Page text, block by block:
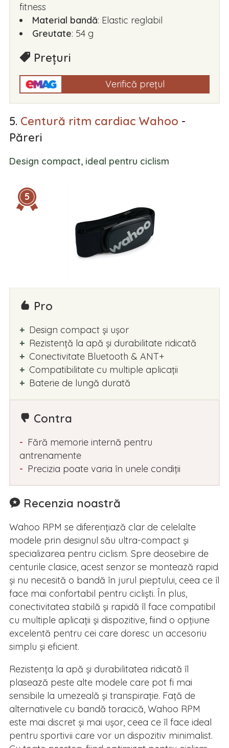
fitness
Material bandă: Elastic reglabil
Greutate: 54 g
Prețuri
Verifică prețul
5. Centură ritm cardiac Wahoo -
Păreri
Design compact, ideal pentru ciclism
5
Pro
Design compact și ușor
Rezistență la apă și durabilitate ridicată
Conectivitate Bluetooth & ANT+
Compatibilitate cu multiple aplicații
Baterie de lungă durată
Contra
Fără memorie internă pentru
antrenamente
Precizia poate varia în unele condiții
Recenzia noastră
Wahoo RPM se diferențiază clar de celelalte
modele prin designul său ultra-compact și
specializarea pentru ciclism. Spre deosebire de
centurile clasice, acest senzor se montează rapid
și nu necesită o bandă în jurul pieptului, ceea ce îl
face mai confortabil pentru cicliști. În plus,
conectivitatea stabilă și rapidă îl face compatibil
cu multiple aplicații și dispozitive, fiind o opțiune
excelentă pentru cei care doresc un accesoriu
simplu și eficient.
Rezistența la apă și durabilitatea ridicată îl
plasează peste alte modele care pot fi mai
sensibile la umezeală și transpirație. Față de
alternativele cu bandă toracică, Wahoo RPM
este mai discret și mai ușor, ceea ce îl face ideal
pentru sportivii care vor un dispozitiv minimalist.